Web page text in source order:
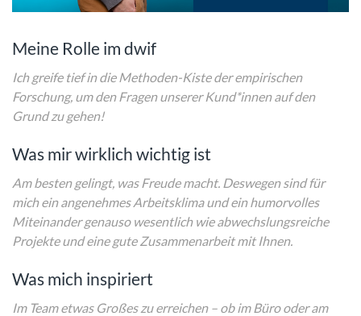
Meine Rolle im dwif
Ich greife tief in die Methoden-Kiste der empirischen
Forschung, um den Fragen unserer Kund*innen auf den
Grund zu gehen!
Was mir wirklich wichtig ist
Am besten gelingt, was Freude macht. Deswegen sind für
mich ein angenehmes Arbeitsklima und ein humorvolles
Miteinander genauso wesentlich wie abwechslungsreiche
Projekte und eine gute Zusammenarbeit mit Ihnen.
Was mich inspiriert
Im Team etwas Großes zu erreichen – ob im Büro oder am